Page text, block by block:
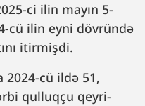
ci ilin mayın 5-
cü ilin eyni dövründə
itirmişdi.
2024-cü ildə 51,
qulluqçu qeyri-